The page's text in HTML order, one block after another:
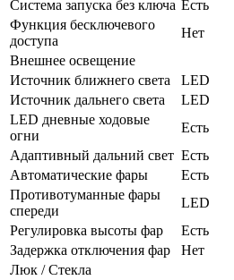
Система запуска без ключа Есть
Функция бесключевого
доступа
Нет
Внешнее освещение
Источник ближнего света
LED
Источник дальнего света
LED
LED дневные ходовые
огни
Есть
Адаптивный дальний свет Есть
Автоматические фары
Есть
Противотуманные фары
спереди
LED
Регулировка высоты фар
Есть
Задержка отключения фар
Нет
Люк / Стекла